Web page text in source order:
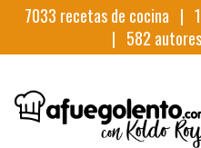
7033 recetas de cocina |
| 582